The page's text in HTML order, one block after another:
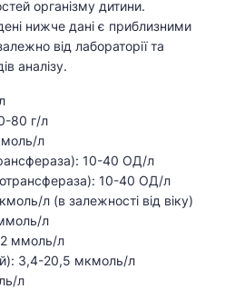
організму дитини.
нижче дані є приблизними
від лабораторії та
аналізу.
80 г/л
л
10-40 ОД/л
10-40 ОД/л
л (в залежності від віку)
л
ммоль/л
3,4-20,5 мкмоль/л
л